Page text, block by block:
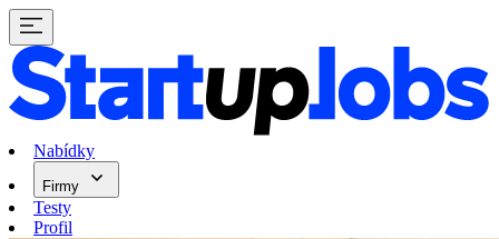
Nabídky
Firmy
Testy
Profil